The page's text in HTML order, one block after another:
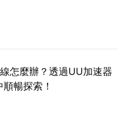
怎麼辦？透過UU加速器
暢探索！